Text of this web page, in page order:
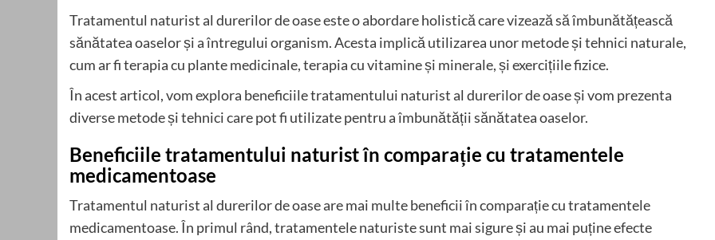
Tratamentul naturist al durerilor de oase este o abordare holistică care vizează să îmbunătățească
sănătatea oaselor și a întregului organism. Acesta implică utilizarea unor metode și tehnici naturale,
cum ar fi terapia cu plante medicinale, terapia cu vitamine și minerale, și exercițiile fizice.
În acest articol, vom explora beneficiile tratamentului naturist al durerilor de oase și vom prezenta
diverse metode și tehnici care pot fi utilizate pentru a îmbunătății sănătatea oaselor.
Beneficiile tratamentului naturist în comparație cu tratamentele
medicamentoase
Tratamentul naturist al durerilor de oase are mai multe beneficii în comparație cu tratamentele
medicamentoase. În primul rând, tratamentele naturiste sunt mai sigure și au mai puține efecte